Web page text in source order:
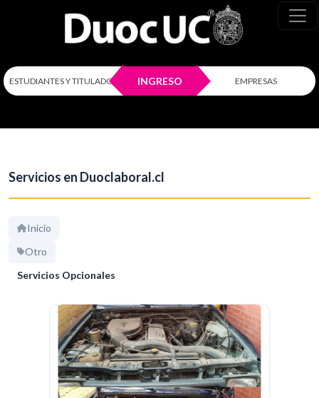
ESTUDIANTES Y TITULADOS INGRESO EMPRESAS
Servicios en Duoclaboral.cl
Inicio
Otro
Servicios Opcionales